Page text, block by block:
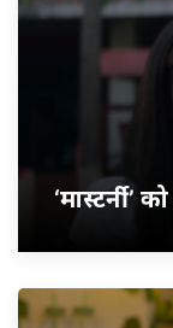
‘मास्टर्नी’